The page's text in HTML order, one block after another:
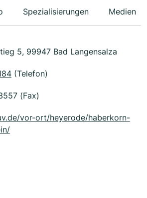
Spezialisierungen Medien
5, 99947 Bad Langensalza
(Telefon)
(Fax)
vor-ort/heyerode/haberkorn-